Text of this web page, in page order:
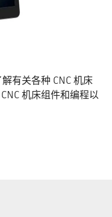
有关各种 CNC 机床
机床组件和编程以